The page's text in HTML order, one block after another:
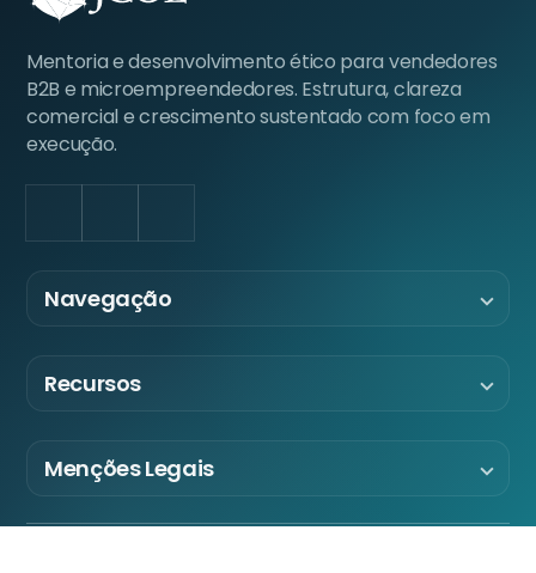
Mentoria e desenvolvimento ético para vendedores
B2B e microempreendedores. Estrutura, clareza
comercial e crescimento sustentado com foco em
execução.
Navegação
Recursos
Menções Legais